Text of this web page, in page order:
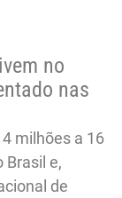
no
nas
milhões a 16
Brasil e,
de